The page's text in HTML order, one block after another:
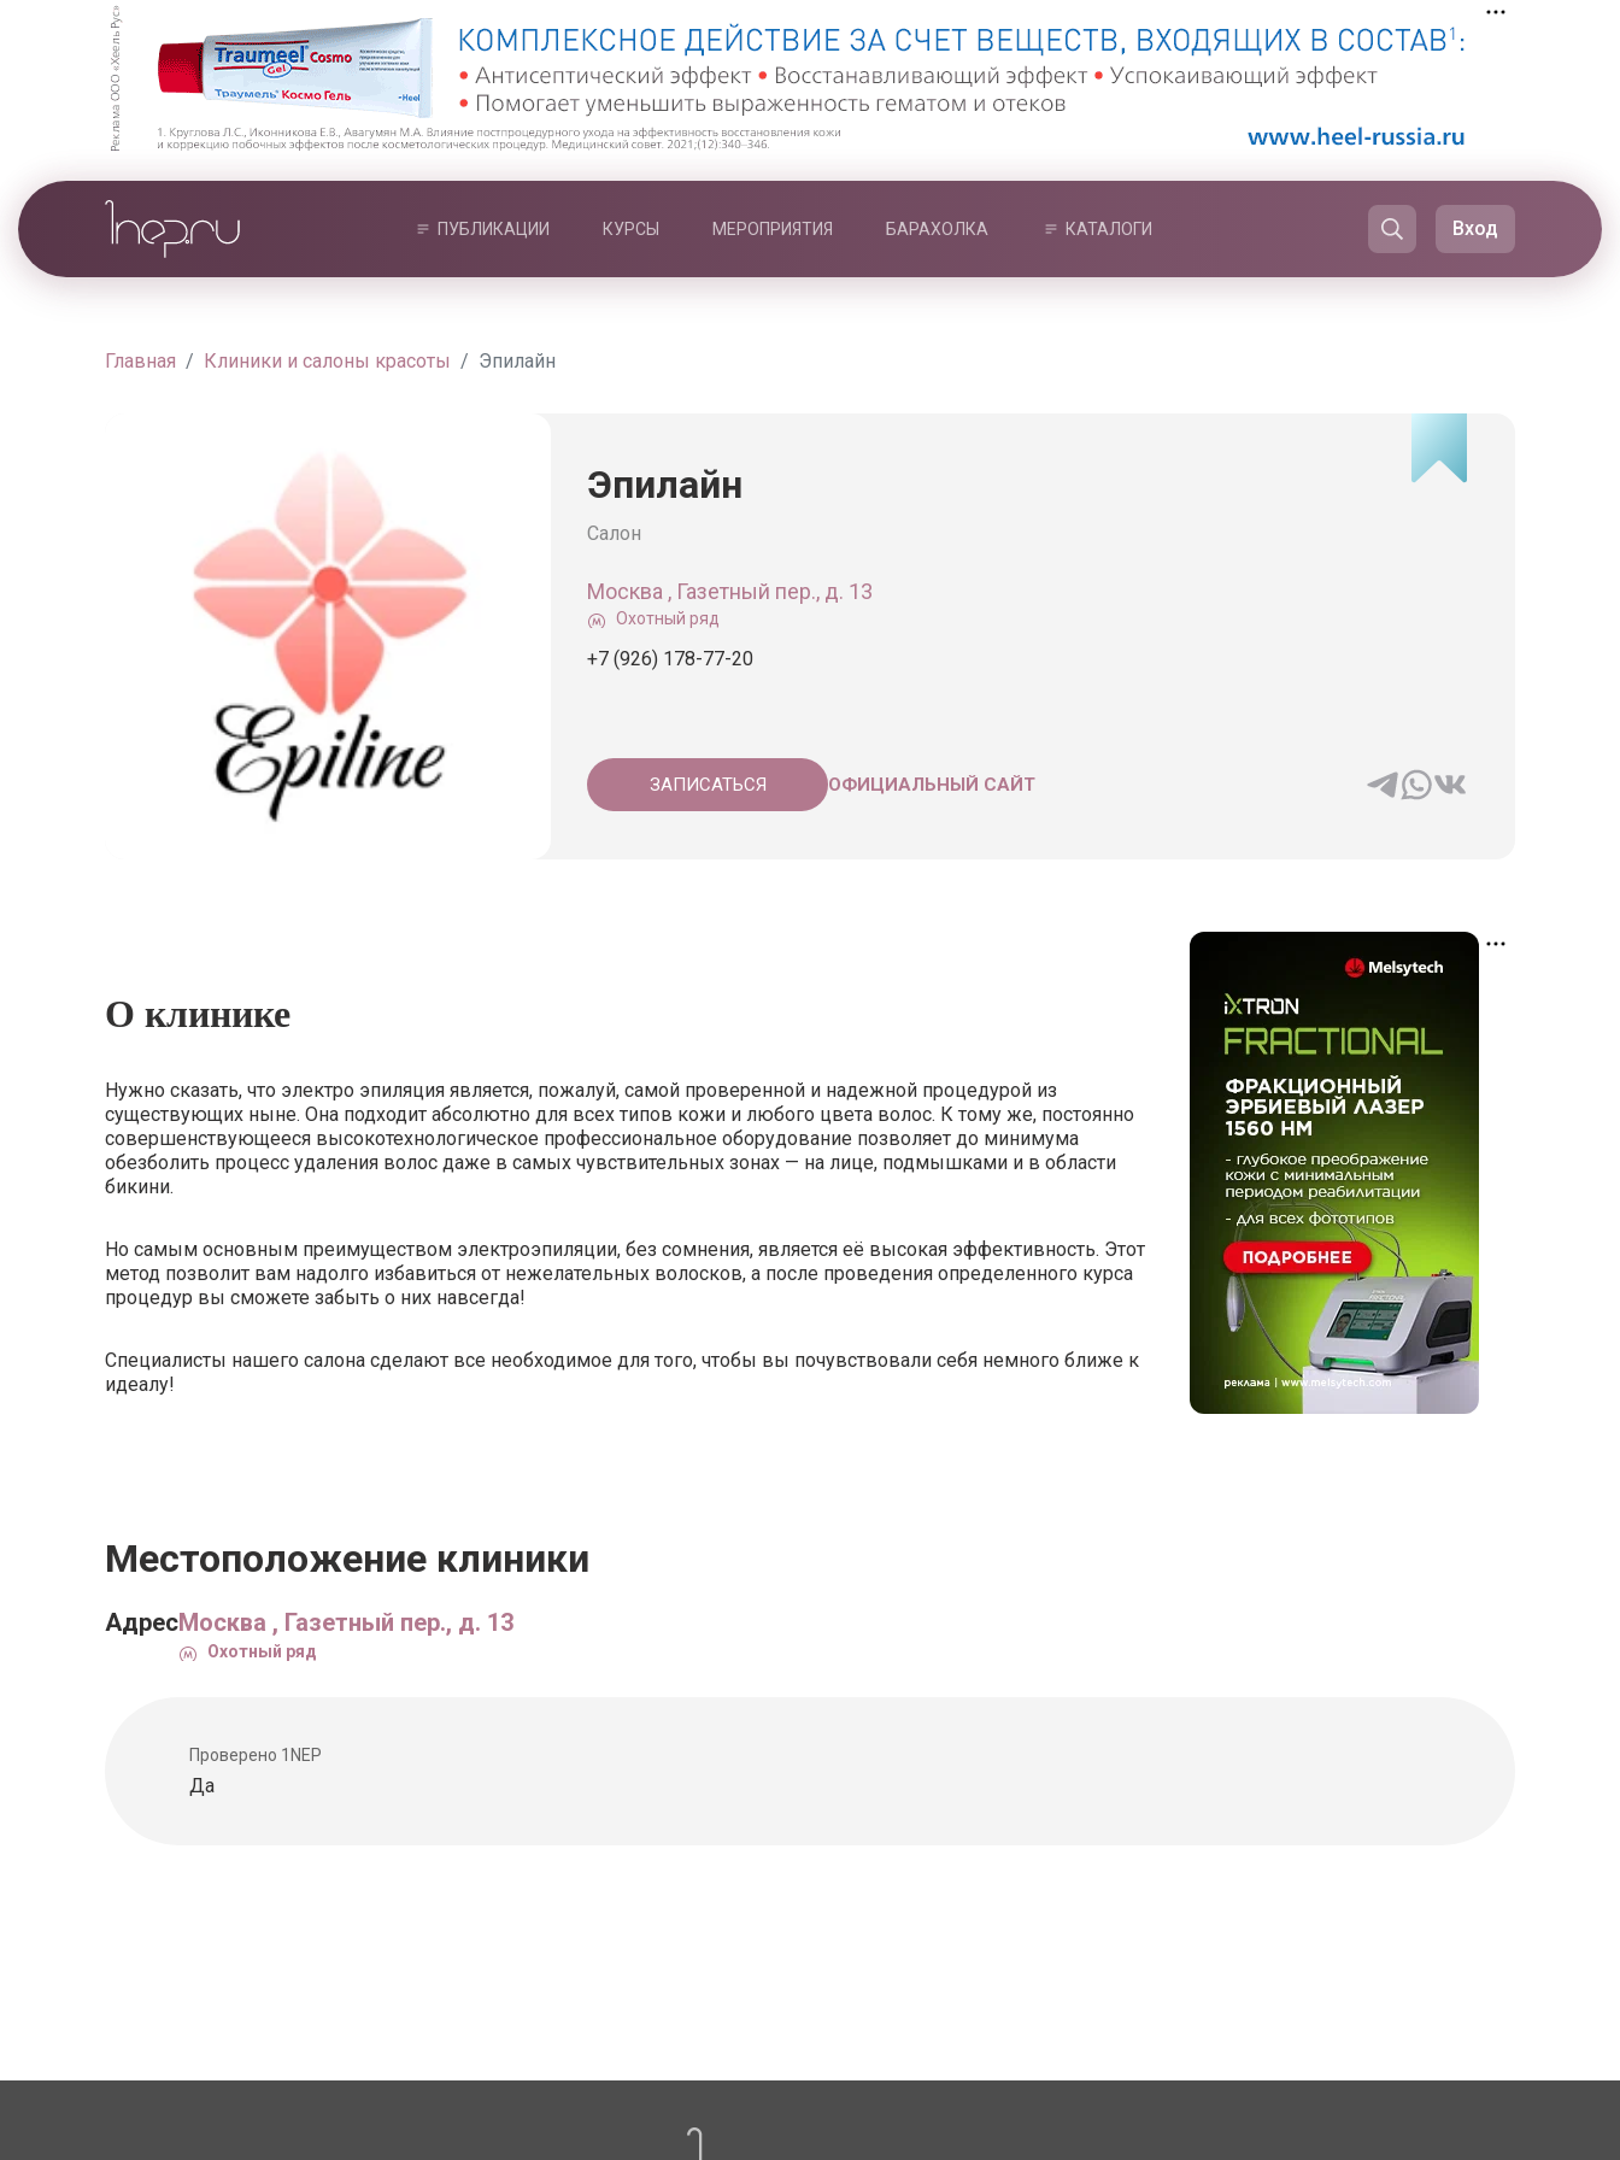
ПУБЛИКАЦИИ КУРСЫ МЕРОПРИЯТИЯ БАРАХОЛКА КАТАЛОГИ Вход
Главная Клиники и салоны красоты Эпилайн
Эпилайн
Салон
Москва , Газетный пер., д. 13
Охотный ряд
+7 (926) 178-77-20
ЗАПИСАТЬСЯ ОФИЦИАЛЬНЫЙ САЙТ
О клинике
Нужно сказать, что электро эпиляция является, пожалуй, самой проверенной и надежной процедурой из
существующих ныне. Она подходит абсолютно для всех типов кожи и любого цвета волос. К тому же, постоянно
совершенствующееся высокотехнологическое профессиональное оборудование позволяет до минимума
обезболить процесс удаления волос даже в самых чувствительных зонах — на лице, подмышками и в области
бикини.
Но самым основным преимуществом электроэпиляции, без сомнения, является её высокая эффективность. Этот
метод позволит вам надолго избавиться от нежелательных волосков, а после проведения определенного курса
процедур вы сможете забыть о них навсегда!
Специалисты нашего салона сделают все необходимое для того, чтобы вы почувствовали себя немного ближе к
идеалу!
Местоположение клиники
АдресМосква , Газетный пер., д. 13
Охотный ряд
Проверено 1NEP
Да